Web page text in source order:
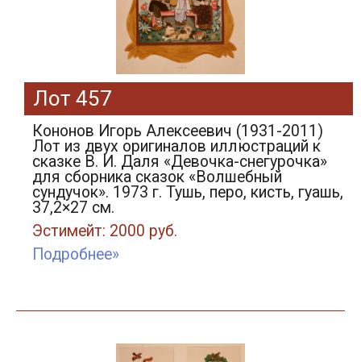
Лот 457
Кононов Игорь Алексеевич (1931-2011)
Лот из двух оригиналов иллюстраций к
сказке В. И. Даля «Девочка-снегурочка»
для сборника сказок «Волшебный
сундучок». 1973 г. Тушь, перо, кисть, гуашь,
37,2×27 см.
Эстимейт: 2000 руб.
Подробнее»